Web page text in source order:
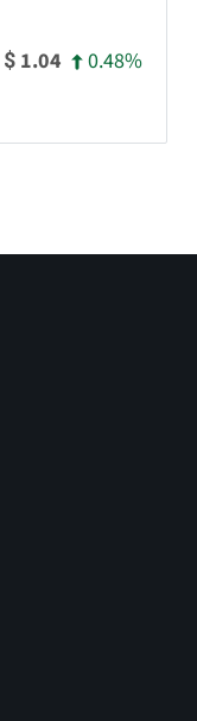
$ 1.04 0.48%